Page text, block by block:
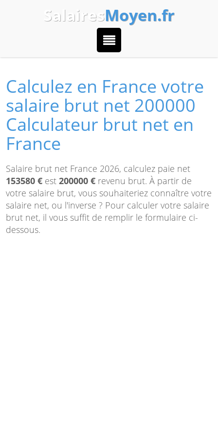
SalairesMoyen.fr
Calculez en France votre
salaire brut net 200000
Calculateur brut net en
France
Salaire brut net France 2026, calculez paie net
153580 € est 200000 € revenu brut. À partir de
votre salaire brut, vous souhaiteriez connaître votre
salaire net, ou l'inverse ? Pour calculer votre salaire
brut net, il vous suffit de remplir le formulaire ci-
dessous.